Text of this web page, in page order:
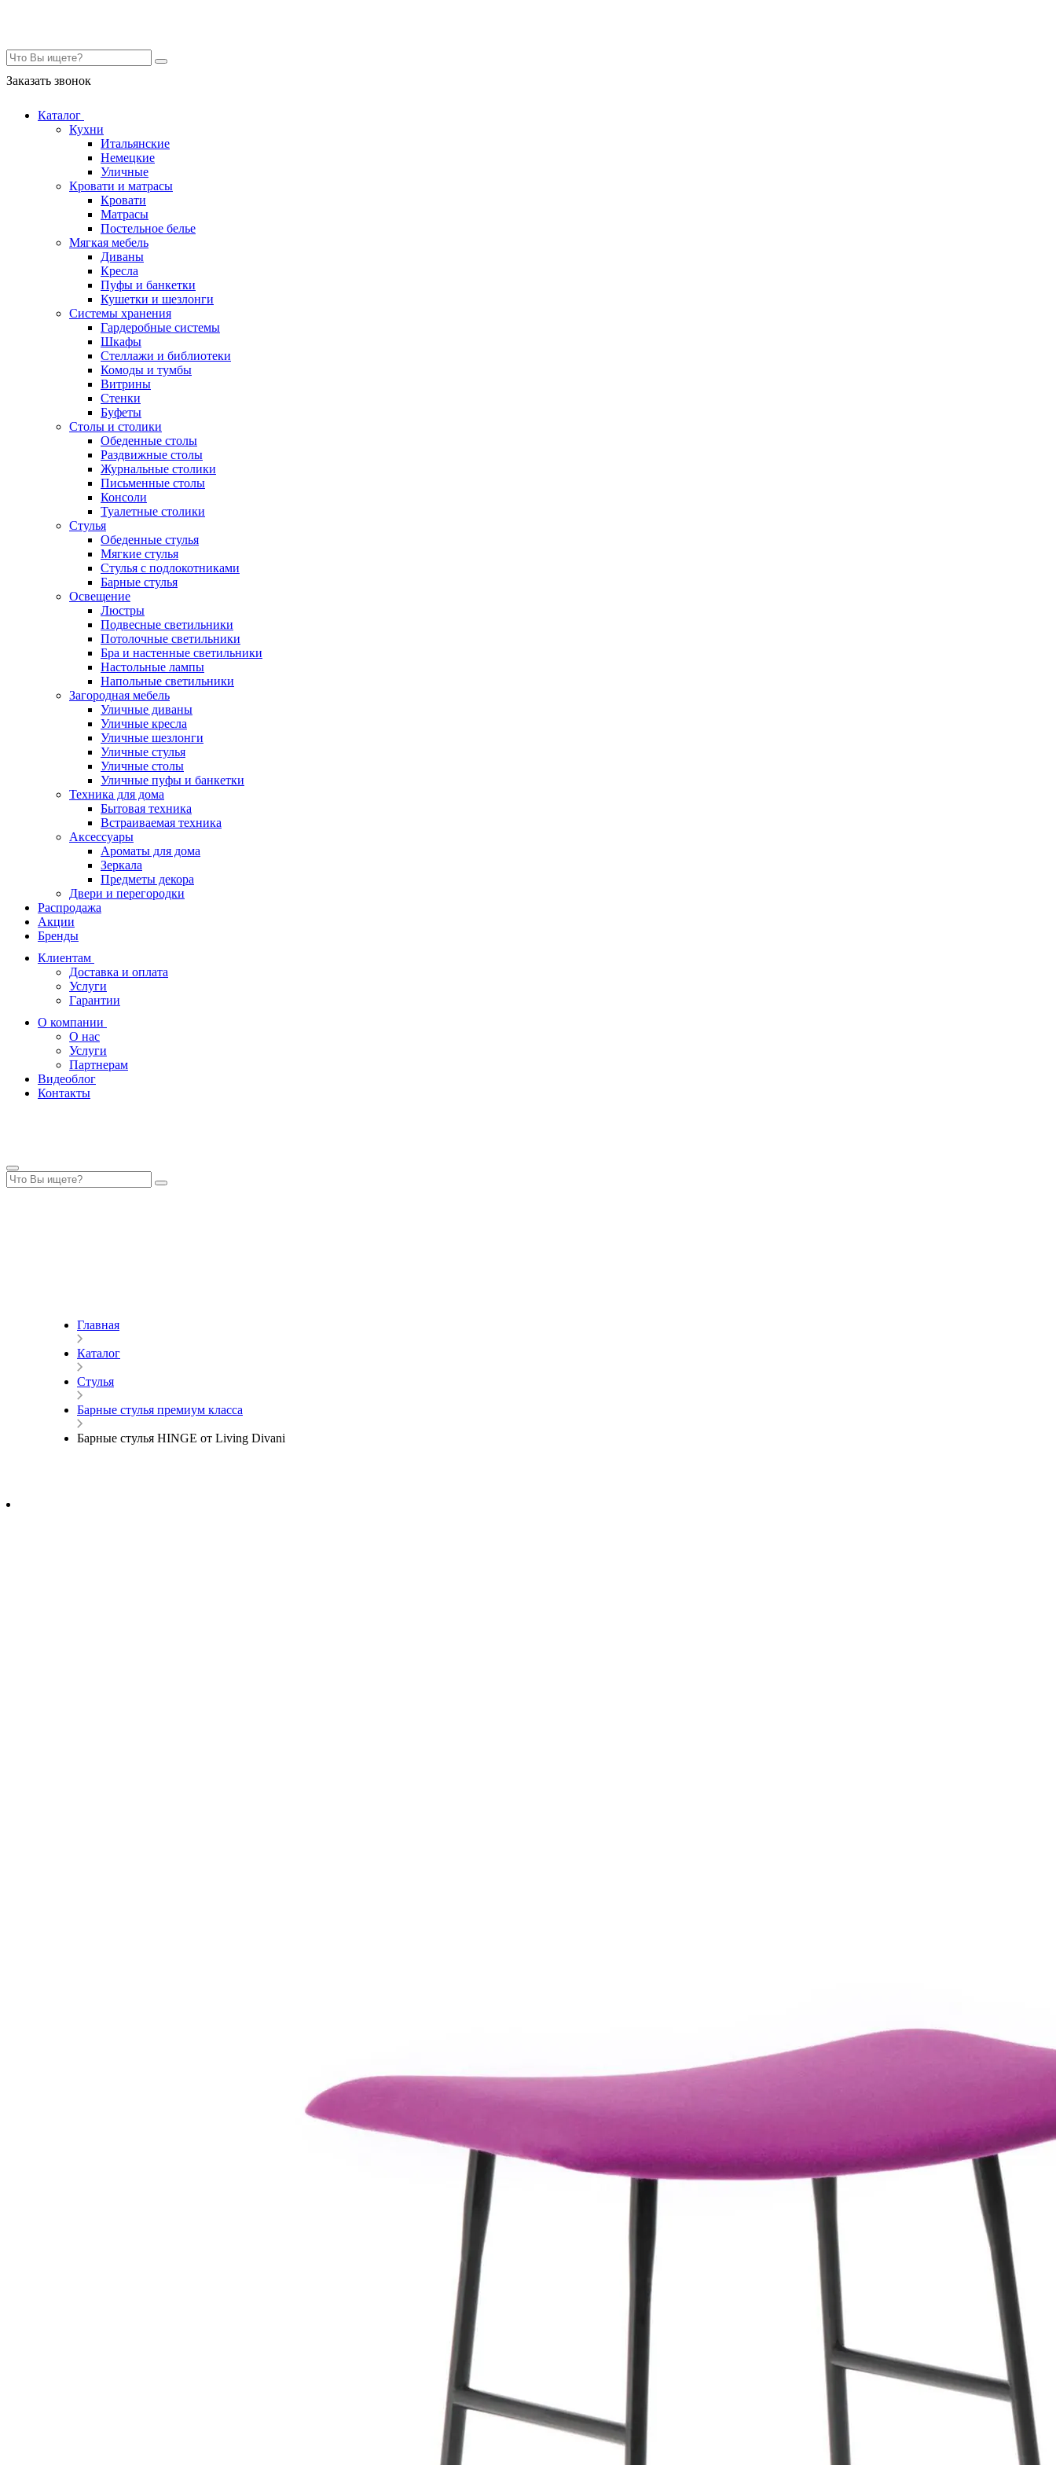
Заказать звонок
Каталог
Кухни
Итальянские
Немецкие
Уличные
Кровати и матрасы
Кровати
Матрасы
Постельное белье
Мягкая мебель
Диваны
Кресла
Пуфы и банкетки
Кушетки и шезлонги
Системы хранения
Гардеробные системы
Шкафы
Стеллажи и библиотеки
Комоды и тумбы
Витрины
Стенки
Буфеты
Столы и столики
Обеденные столы
Раздвижные столы
Журнальные столики
Письменные столы
Консоли
Туалетные столики
Стулья
Обеденные стулья
Мягкие стулья
Стулья с подлокотниками
Барные стулья
Освещение
Люстры
Подвесные светильники
Потолочные светильники
Бра и настенные светильники
Настольные лампы
Напольные светильники
Загородная мебель
Уличные диваны
Уличные кресла
Уличные шезлонги
Уличные стулья
Уличные столы
Уличные пуфы и банкетки
Техника для дома
Бытовая техника
Встраиваемая техника
Аксессуары
Ароматы для дома
Зеркала
Предметы декора
Двери и перегородки
Распродажа
Акции
Бренды
Клиентам
Доставка и оплата
Услуги
Гарантии
О компании
О нас
Услуги
Партнерам
Видеоблог
Контакты
Главная
Каталог
Стулья
Барные стулья премиум класса
Барные стулья HINGE от Living Divani